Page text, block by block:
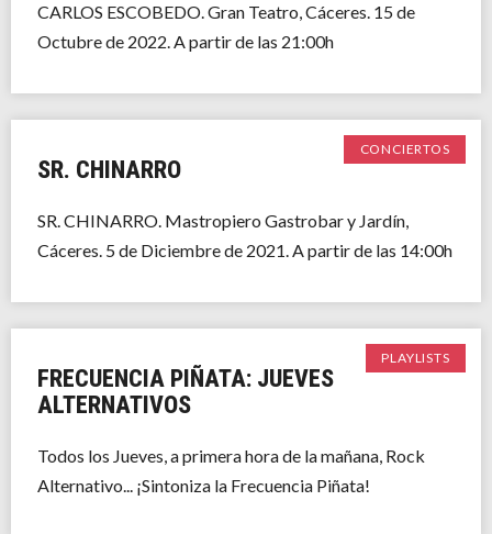
CARLOS ESCOBEDO. Gran Teatro, Cáceres. 15 de
Octubre de 2022. A partir de las 21:00h
CONCIERTOS
SR. CHINARRO
SR. CHINARRO. Mastropiero Gastrobar y Jardín,
Cáceres. 5 de Diciembre de 2021. A partir de las 14:00h
PLAYLISTS
FRECUENCIA PIÑATA: JUEVES
ALTERNATIVOS
Todos los Jueves, a primera hora de la mañana, Rock
Alternativo... ¡Sintoniza la Frecuencia Piñata!